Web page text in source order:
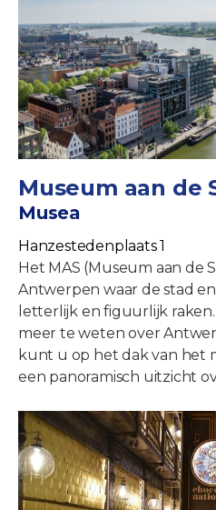
Museum aan de
Musea
Hanzestedenplaats 1
Het MAS (Museum aan de
Antwerpen waar de stad
letterlijk en figuurlijk
meer te weten over
kunt u op het dak van het
een panoramisch uitzicht